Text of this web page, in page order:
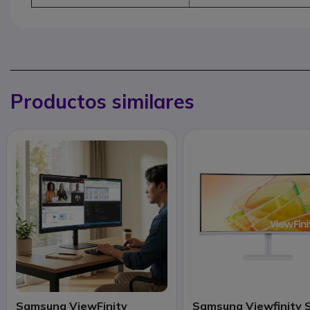
Productos similares
Samsung ViewFinity Samsung Viewfinity